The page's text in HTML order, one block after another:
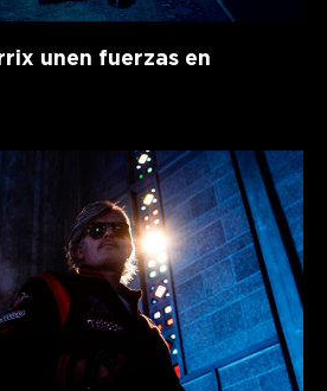
unen fuerzas en